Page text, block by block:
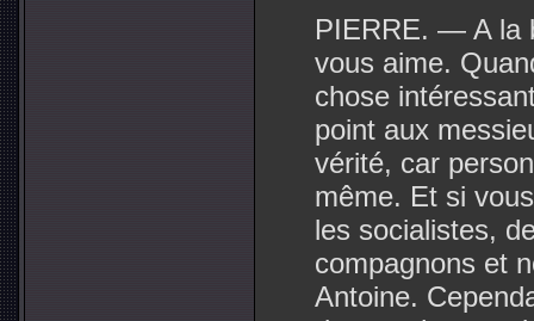
PIERRE. — A la
vous aime.
chose
point aux
vérité, car
même. Et si
les socialistes,
compagnons et
Antoine.